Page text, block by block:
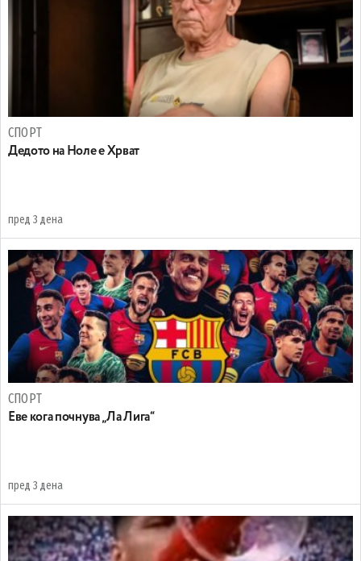
СПОРТ
Дедото на Ноле е Хрват
пред 3 дена
СПОРТ
Еве кога почнува „Ла Лига“
пред 3 дена